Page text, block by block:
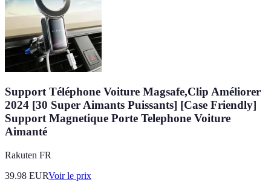
Support Téléphone Voiture Magsafe,Clip Améliorer
2024 [30 Super Aimants Puissants] [Case Friendly]
Support Magnetique Porte Telephone Voiture
Aimanté
Rakuten FR
39.98 EURVoir le prix